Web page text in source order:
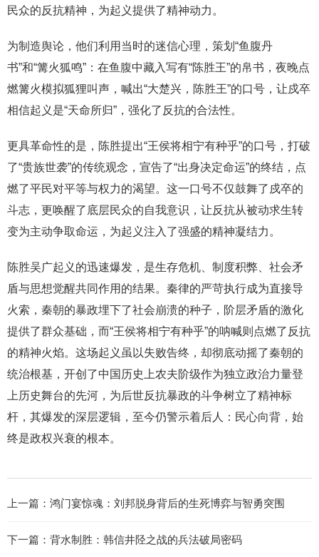
民众的反抗精神，为起义提供了精神动力。
为制造舆论，他们利用当时的迷信心理，策划“鱼腹丹
书”和“篝火狐鸣”：在鱼腹中藏入写有“陈胜王”的帛书，夜晚点
燃篝火模拟狐狸叫声，喊出“大楚兴，陈胜王”的口号，让戍卒
相信起义是“天命所归”，强化了反抗的合法性。
更具革命性的是，陈胜提出“王侯将相宁有种乎”的口号，打破
了“贵族世袭”的传统观念，宣告了“出身决定命运”的终结，点
燃了平民对平等与权力的渴望。这一口号不仅鼓舞了戍卒的
斗志，更唤醒了底层民众的自我意识，让反抗从被动求生转
变为主动争取命运，为起义注入了强盛的精神凝结力。
陈胜吴广起义的迅速爆发，是生存危机、制度积弊、社会矛
盾与思想觉醒共同作用的结果。秦律的严苛执行成为直接导
火索，秦朝的暴政埋下了社会崩溃的种子，阶层矛盾的激化
提供了群众基础，而“王侯将相宁有种乎”的呐喊则点燃了反抗
的精神火焰。这场起义虽以失败告终，却彻底动摇了秦朝的
统治根基，开创了中国历史上农夫阶级作为独立政治力量登
上历史舞台的先河，为后世反抗暴政的斗争树立了精神标
杆，其爆发的深层逻辑，至今仍警示着后人：民心向背，始
终是政权兴衰的根本。
上一篇： 鸿门宴惊魂：刘邦脱身背后的生死博弈与智勇突围
下一篇： 背水制胜：韩信井陉之战的兵法破局密码